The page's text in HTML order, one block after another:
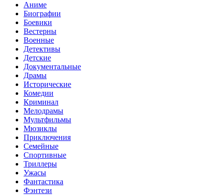
Аниме
Биографии
Боевики
Вестерны
Военные
Детективы
Детские
Документальные
Драмы
Исторические
Комедии
Криминал
Мелодрамы
Мультфильмы
Мюзиклы
Приключения
Семейные
Спортивные
Триллеры
Ужасы
Фантастика
Фэнтези